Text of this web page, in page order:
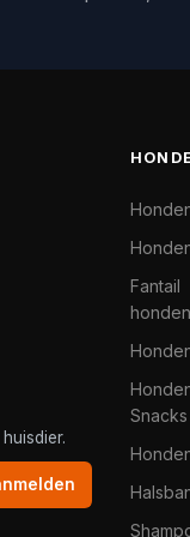
Fantail
Snacks